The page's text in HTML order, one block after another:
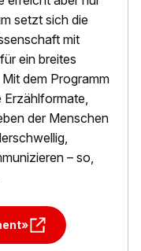
setzt sich die
mit
ein breites
dem Programm
Erzählformate,
der Menschen
– so,